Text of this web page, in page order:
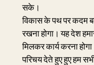
सके।
विकास के पथ पर कदम
रखना होगा। यह देश
मिलकर कार्य करना
परिचय देते हुए हुए हम